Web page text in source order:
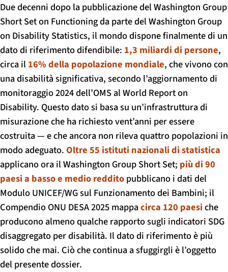
Due decenni dopo la pubblicazione del Washington Group
Short Set on Functioning da parte del Washington Group
on Disability Statistics, il mondo dispone finalmente di un
dato di riferimento difendibile: 1,3 miliardi di persone,
circa il16% della popolazione mondiale, che vivono con
una disabilità significativa, secondo l’aggiornamento di
monitoraggio 2024 dell’OMS al World Report on
Disability. Questo dato si basa su un’infrastruttura di
misurazione che ha richiesto vent’anni per essere
costruita — e che ancora non rileva quattro popolazioni in
modo adeguato.Oltre 55 istituti nazionali di statistica
applicano ora il Washington Group Short Set; più di 90
paesi a basso e medio redditopubblicano i dati del
Modulo UNICEF/WG sul Funzionamento dei Bambini; il
Compendio ONU DESA 2025 mappacirca 120 paesiche
producono almeno qualche rapporto sugli indicatori SDG
disaggregato per disabilità. Il dato di riferimento è più
solido che mai. Ciò che continua a sfuggirgli è l’oggetto
del presente dossier.